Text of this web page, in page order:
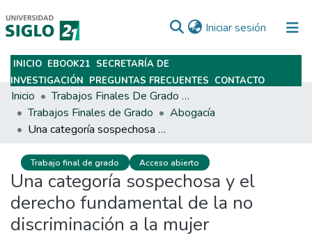
Iniciar sesión (current)
Subir
INICIO EBOOK21 SECRETARÍA DE
INVESTIGACIÓN PREGUNTAS FRECUENTES CONTACTO
Inicio
Trabajos Finales De Grado Y Posgrado
Trabajos Finales de Grado
Abogacía
Una categoría sospechosa y el derecho fundamental de la no discriminación a la mujer
Trabajo final de grado Acceso abierto
Una categoría sospechosa y el
derecho fundamental de la no
discriminación a la mujer